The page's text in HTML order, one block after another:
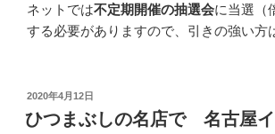
ネットでは不定期開催の抽選会に当選（
する必要がありますので、引きの強い方
投
稿
日:
2020年4月12日
ひつまぶしの名店で 名古屋